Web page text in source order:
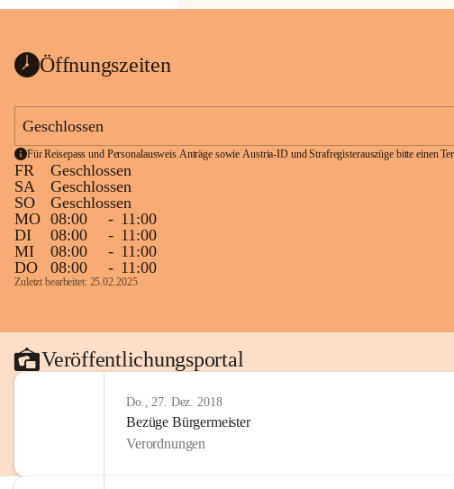
Öffnungszeiten
Geschlossen
Für Reisepass und Personalausweis Anträge sowie Austria-ID und Strafregisterauszüge bitte einen
FR
Geschlossen
SA
Geschlossen
SO
Geschlossen
MO 08:00 - 11:00
DI
08:00 - 11:00
MI
08:00 - 11:00
DO
08:00 - 11:00
Zuletzt bearbeitet: 25.02.2025
Veröffentlichungsportal
Do., 27. Dez. 2018
Bezüge Bürgermeister
Verordnungen